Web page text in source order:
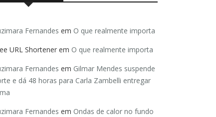
Fernandes em O que realmente importa
URL Shortener em O que realmente importa
Fernandes em Gilmar Mendes suspende
e dá 48 horas para Carla Zambelli entregar
Fernandes em Ondas de calor no fundo